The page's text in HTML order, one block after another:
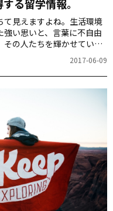
る留学情報。
て見えますよね。生活環境
い思いと、言葉に不自由
の人たちを輝かせている
生＆英語学習ベテラン勢
した！その一部をご紹介
聞いてみました！
ど、楽…
2017-06-09